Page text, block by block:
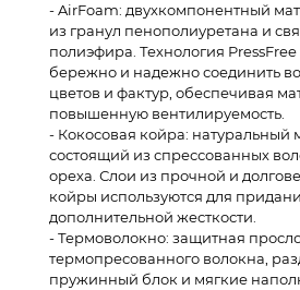
-AirFoam: двухкомпонентный
из гранул пенополиуретана и
полиэфира. Технология PressFree
бережно и надежно соединить
цветов и фактур, обеспечивая
повышенную вентилируемость.
- Кокосовая койра: натуральный
состоящий из спрессованных
ореха. Слои из прочной и
койры используются для
дополнительной жесткости.
-Термоволокно: защитная
термопресованного волокна,
пружинный блок и мягкие